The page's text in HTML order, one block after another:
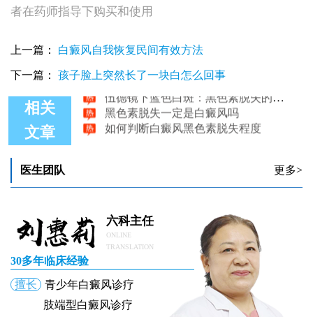
者在药师指导下购买和使用
上一篇： 白癜风自我恢复民间有效方法
下一篇： 孩子脸上突然长了一块白怎么回事
相关
文章
黑色素脱失会引起白癫疯么
黑色素脱失与白癜风有什么区别
黑色素脱失一定是白癜风吗
如何判断白癜风黑色素脱失程度
医生团队 更多>
六科主任
ONLINE
TRANSLATION
30多年临床经验
擅长
青少年白癜风诊疗
肢端型白癜风诊疗